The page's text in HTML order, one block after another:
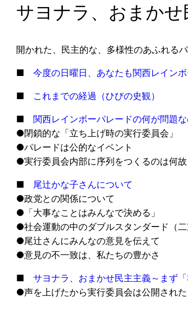
サヨナラ、おまか
開かれた、民主的な、多様性のあふれる
■ 今度の日曜日、あなたも関西レイン
■ これまでの経過（ひびの史観）
■ 関西レインボーパレードの何が問題
●閉鎖的な「立ち上げ時の実行委員会」
●パレードは公的なイベント
●実行委員会内部に序列をつくるのは何故
■ 尾辻かな子さんについて
●政党との関係について
●「大事なことはみんなで決める」
●社会運動の中のダブルスタンダード（二
●尾辻さんにみんなの意見を伝えて
●意見の不一致は、私たちの豊かさ
■ サヨナラ、おまかせ民主主義～まず
●声を上げたから実行委員会は公開された